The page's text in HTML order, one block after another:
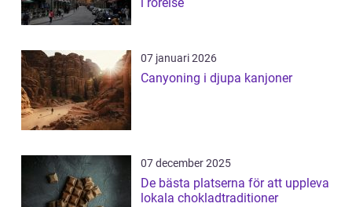
i rörelse
07 januari 2026
Canyoning i djupa kanjoner
07 december 2025
De bästa platserna för att uppleva
lokala chokladtraditioner